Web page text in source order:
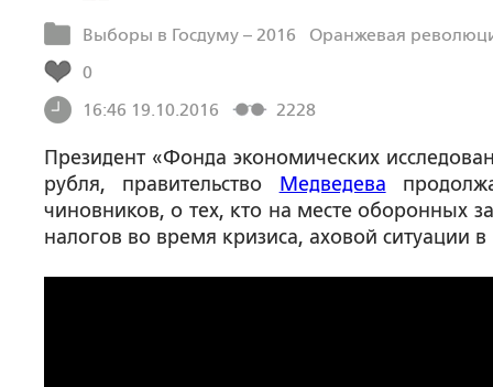
Выборы в Госдуму – 2016
Оранжевая
0
16:46 19.10.2016
2228
Президент «Фонда экономических
рубля, правительство
Медведева
чиновников, о тех, кто на месте оборонных
налогов во время кризиса, аховой ситуации